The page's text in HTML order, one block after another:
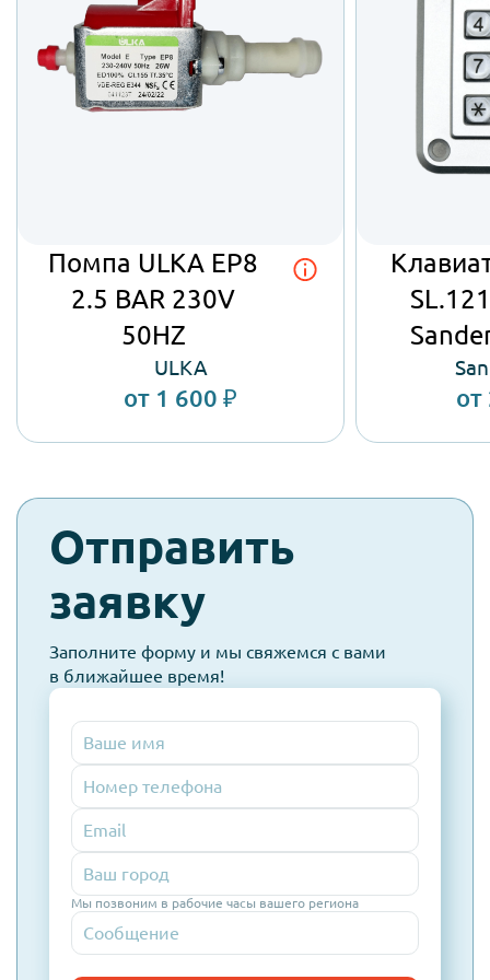
Помпа ULKA EP8
2.5 BAR 230V
50HZ
ULKA
от 1 600 ₽
Отправить заявку
Подробнее об автомате
от
check-
spam
Отправить
заявку
Заполните форму и мы свяжемся с вами
в ближайшее время!
Номер
телефона
Email
Мы позвоним в рабочие часы вашего региона